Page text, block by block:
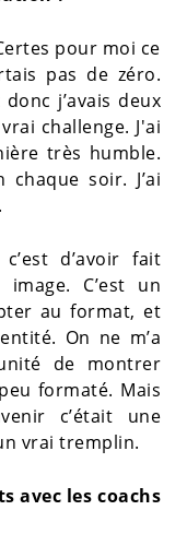
pour moi ce
pas de zéro.
j’avais deux
challenge. J'ai
très humble.
soir. J’ai
d’avoir fait
C’est un
au format, et
On ne m’a
de montrer
formaté. Mais
c’était une
vrai tremplin.
avec les coachs